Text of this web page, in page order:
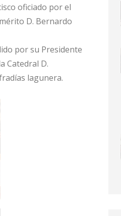
oficiado por el
D. Bernardo
por su Presidente
Catedral D.
lagunera.